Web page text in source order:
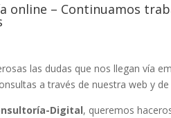
online – Continuamos
las dudas que nos llegan vía
a través de nuestra web y
Digital, queremos